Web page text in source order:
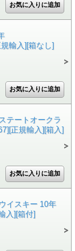
輸入][箱なし]
テートオークラ
正規輸入][箱入]
イスキー 10年
入][箱付]